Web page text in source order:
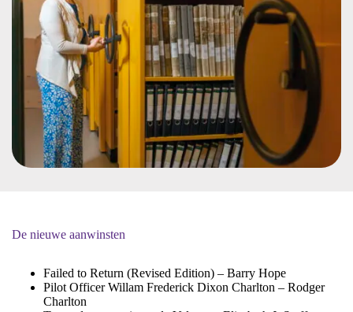
De nieuwe aanwinsten
Failed to Return (Revised Edition) – Barry Hope
Pilot Officer Willam Frederick Dixon Charlton – Rodger
Charlton